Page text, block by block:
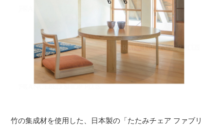
竹の集成材を使用した、日本製の「たたみチェア ファブリ